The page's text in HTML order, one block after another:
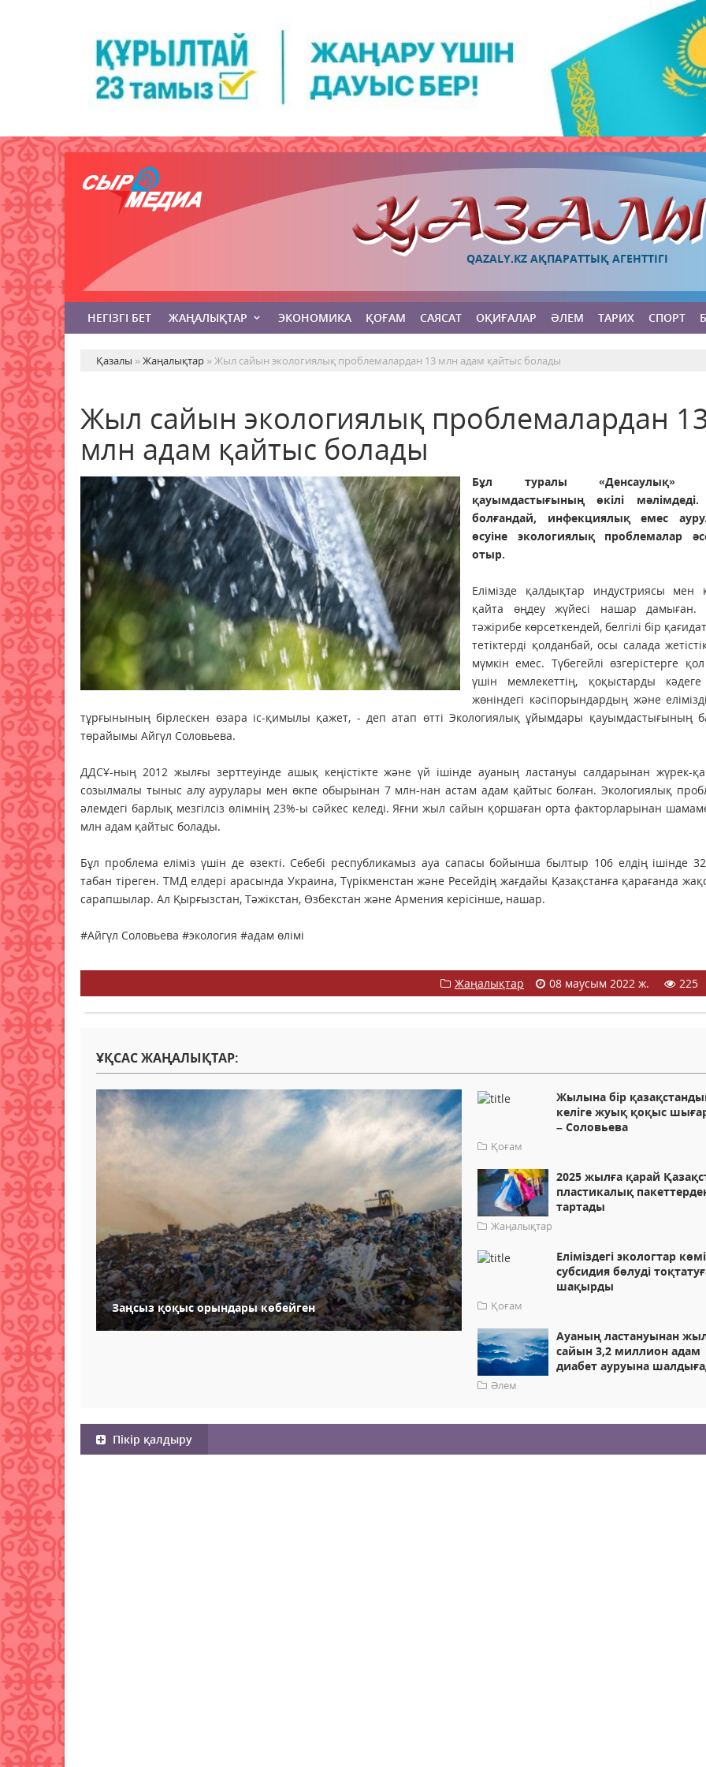
QAZALY.KZ АҚПАРАТТЫҚ АГЕНТТІГІ
НЕГІЗГІ БЕТ ЖАҢАЛЫҚТАР ЭКОНОМИКА ҚОҒАМ САЯСАТ ОҚИҒАЛАР ӘЛЕМ ТАРИХ СПОРТ
Қазалы »Жаңалықтар » Жыл сайын экологиялық проблемалардан 13 млн адам қайтыс болады
Жыл сайын экологиялық проблемалардан
млн адам қайтыс болады
Бұл туралы «Денсаулық»
қауымдастығының өкілі мәлімдеді.
болғандай, инфекциялық емес
өсуіне экологиялық проблемалар
отыр.
Елімізде қалдықтар индустриясы мен
қайта өңдеу жүйесі нашар дамыған.
тәжірибе көрсеткендей, белгілі бір
тетіктерді қолданбай, осы салада
мүмкін емес. Түбегейлі өзгерістерге
үшін мемлекеттің, қоқыстарды
жөніндегі кәсіпорындардың және
тұрғынының бірлескен өзара іс-қимылы қажет, - деп атап өтті Экологиялық ұйымдары қауымдастығының
төрайымы Айгүл Соловьева.
ДДСҰ-ның 2012 жылғы зерттеуінде ашық кеңістікте және үй ішінде ауаның ластануы салдарынан жүрек-
созылмалы тыныс алу аурулары мен өкпе обырынан 7 млн-нан астам адам қайтыс болған. Экологиялық
әлемдегі барлық мезгілсіз өлімнің 23%-ы сәйкес келеді. Яғни жыл сайын қоршаған орта факторларынан
млн адам қайтыс болады.
Бұл проблема еліміз үшін де өзекті. Себебі республикамыз ауа сапасы бойынша былтыр 106 елдің ішінде
табан тіреген. ТМД елдері арасында Украина, Түрікменстан және Ресейдің жағдайы Қазақстанға қарағанда
сарапшылар. Ал Қырғызстан, Тәжікстан, Өзбекстан және Армения керісінше, нашар.
#Айгүл Соловьева #экология #адам өлімі
Жаңалықтар
08 маусым 2022 ж. 225
ҰҚСАС ЖАҢАЛЫҚТАР:
Заңсыз қоқыс орындары көбейген
Жылына бір
келіге жуық қоқыс
– Соловьева
Қоғам
2025 жылға қарай
пластикалық
тартады
Жаңалықтар
Еліміздегі экологтар
субсидия бөлуді
шақырды
Қоғам
Ауаның ластануынан
сайын 3,2 миллион адам
диабет ауруына
Әлем
Пікір қалдыру